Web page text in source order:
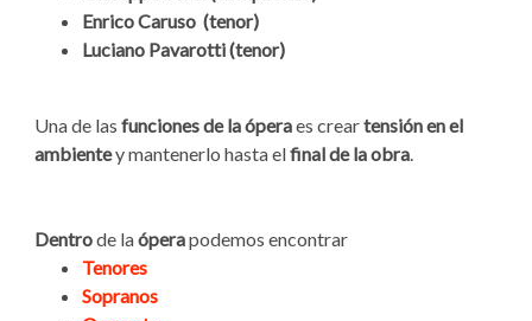
Enrico Caruso (tenor)
Luciano Pavarotti (tenor)
Una de las funciones de la óperaes creartensión en el
ambientey mantenerlo hasta elfinal de la obra.
Dentrode laóperapodemos encontrar
Tenores
Sopranos